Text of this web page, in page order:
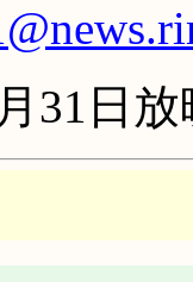
31日放